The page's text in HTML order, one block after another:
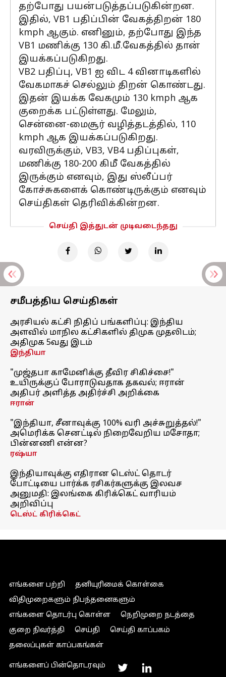
தற்போது பயன்படுத்தப்படுகின்றன.
இதில், VB1 பதிப்பின் வேகத்திறன் 180
kmph ஆகும். எனினும், தற்போது இந்த
VB1 மணிக்கு 130 கி.மீ.வேகத்தில் தான்
இயக்கப்படுகிறது.
VB2 பதிப்பு, VB1 ஐ விட 4 வினாடிகளில்
வேகமாகச் செல்லும் திறன் கொண்டது.
இதன் இயக்க வேகமும் 130 kmph ஆக
குறைக்க பட்டுள்ளது. மேலும்,
சென்னை-மைசூர் வழித்தடத்தில், 110
kmph ஆக இயக்கப்படுகிறது.
வரவிருக்கும், VB3, VB4 பதிப்புகள்,
மணிக்கு 180-200 கிமீ வேகத்தில்
இருக்கும் எனவும், இது ஸ்லீப்பர்
கோச்சுகளைக் கொண்டிருக்கும் எனவும்
செய்திகள் தெரிவிக்கின்றன.
செய்தி இத்துடன் முடிவடைந்தது
சமீபத்திய செய்திகள்
அரசியல் கட்சி நிதிப் பங்களிப்பு: இந்திய
அளவில் மாநில கட்சிகளில் திமுக முதலிடம்;
அதிமுக 5வது இடம்
இந்தியா
"முஜ்தபா காமேனிக்கு தீவிர சிகிச்சை!"
உயிருக்குப் போராடுவதாக தகவல்; ஈரான்
அதிபர் அளித்த அதிர்ச்சி அறிக்கை
ஈரான்
"இந்தியா, சீனாவுக்கு 100% வரி அச்சுறுத்தல்!"
அமெரிக்க செனட்டில் நிறைவேறிய மசோதா;
பின்னணி என்ன?
ரஷ்யா
இந்தியாவுக்கு எதிரான டெஸ்ட் தொடர்
போட்டியை பார்க்க ரசிகர்களுக்கு இலவச
அனுமதி: இலங்கை கிரிக்கெட் வாரியம்
அறிவிப்பு
டெஸ்ட் கிரிக்கெட்
எங்களை பற்றி
தனியுரிமைக் கொள்கை
விதிமுறைகளும் நிபந்தனைகளும்
எங்களை தொடர்பு கொள்ள
நெறிமுறை நடத்தை
குறை நிவர்த்தி
செய்தி
செய்தி காப்பகம்
தலைப்புகள் காப்பகங்கள்
எங்களைப் பின்தொடரவும்